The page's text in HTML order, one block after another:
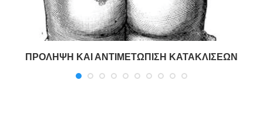
ΠΡΟΛΗΨΗ ΚΑΙ ΑΝΤΙΜΕΤΩΠΙΣΗ ΚΑΤΑΚΛΙΣΕΩΝ